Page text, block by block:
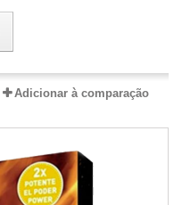
Adicionar à comparação